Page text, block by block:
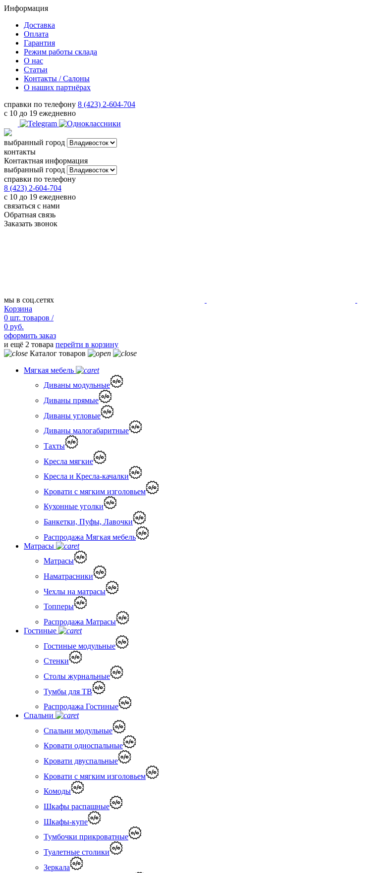
Информация
Доставка
Оплата
Гарантия
Режим работы склада
О нас
Статьи
Контакты / Салоны
О наших партнёрах
справки по телефону 8 (423) 2-604-704
с 10 до 19 ежедневно
выбранный город
контакты
Контактная информация
выбранный город
справки по телефону
8 (423) 2-604-704
с 10 до 19 ежедневно
связаться с нами
Обратная связь
Заказать звонок
мы в соц.сетях
Корзина
0 шт. товаров /
0 руб.
оформить заказ
и ещё 2 товара перейти в корзину
Каталог товаров
Мягкая мебель
Диваны модульные
Диваны прямые
Диваны угловые
Диваны малогабаритные
Тахты
Кресла мягкие
Кресла и Кресла-качалки
Кровати с мягким изголовьем
Кухонные уголки
Банкетки, Пуфы, Лавочки
Распродажа Мягкая мебель
Матрасы
Матрасы
Наматрасники
Чехлы на матрасы
Топперы
Распродажа Матрасы
Гостиные
Гостиные модульные
Стенки
Столы журнальные
Тумбы для ТВ
Распродажа Гостиные
Спальни
Спальни модульные
Кровати односпальные
Кровати двуспальные
Кровати с мягким изголовьем
Комоды
Шкафы распашные
Шкафы-купе
Тумбочки прикроватные
Туалетные столики
Зеркала